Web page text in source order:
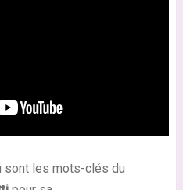
sont les mots-clés du